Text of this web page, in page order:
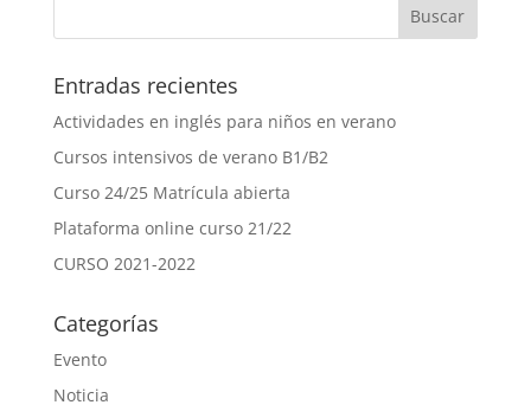
Entradas recientes
Actividades en inglés para niños en verano
Cursos intensivos de verano B1/B2
Curso 24/25 Matrícula abierta
Plataforma online curso 21/22
CURSO 2021-2022
Categorías
Evento
Noticia